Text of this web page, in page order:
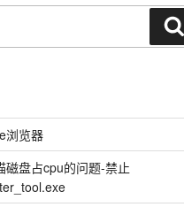
浏览器
磁盘占cpu的问题-禁止